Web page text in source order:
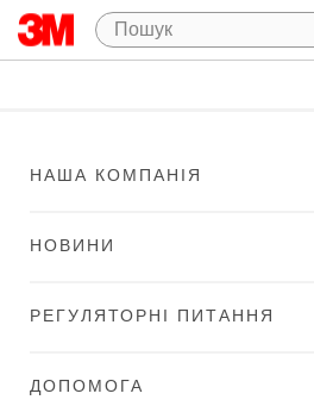
НАША КОМПАНІЯ
НОВИНИ
РЕГУЛЯТОРНІ ПИТАННЯ
ДОПОМОГА